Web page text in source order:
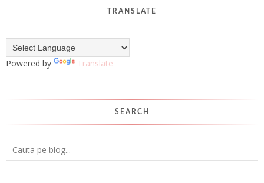
TRANSLATE
Powered by Translate
SEARCH